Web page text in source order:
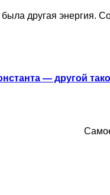
другая энергия.
— другой